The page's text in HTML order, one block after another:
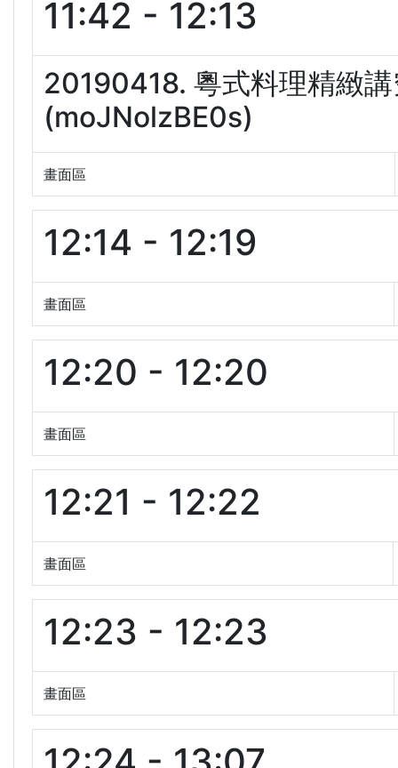
11:42 - 12:13
20190418. 粵式料理精緻
(moJNolzBE0s)
畫面區
12:14 - 12:19
畫面區
12:20 - 12:20
畫面區
12:21 - 12:22
畫面區
12:23 - 12:23
畫面區